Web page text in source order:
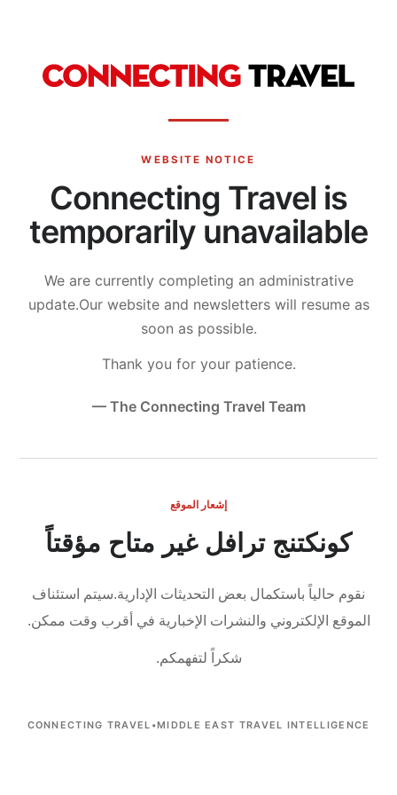
WEBSITE NOTICE
Connecting Travel is
temporarily unavailable
We are currently completing an administrative
update.Our website and newsletters will resume as
soon as possible.
Thank you for your patience.
— The Connecting Travel Team
إشعار الموقع
كونكتنج ترافل غير متاح مؤقتاً
نقوم حالياً باستكمال بعض التحديثات الإدارية.سيتم استئناف
الموقع الإلكتروني والنشرات الإخبارية في أقرب وقت ممكن.
شكراً لتفهمكم.
CONNECTING TRAVEL •MIDDLE EAST TRAVEL INTELLIGENCE